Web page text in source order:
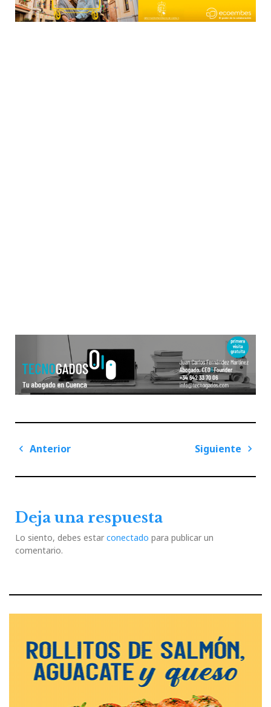
Navegación
entradas
Anterior
Siguiente
Deja una respuesta
Lo siento, debes estar conectado para publicar un
comentario.